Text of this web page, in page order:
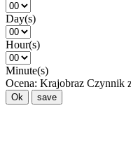
Day(s)
Hour(s)
Minute(s)
Ocena: Krajobraz Czynnik
Ok save